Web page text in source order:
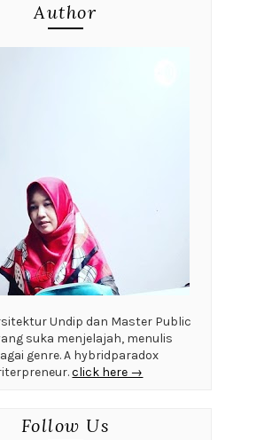
Author
Undip dan Master Public
suka menjelajah, menulis
genre. A hybridparadox
click here →
Follow Us